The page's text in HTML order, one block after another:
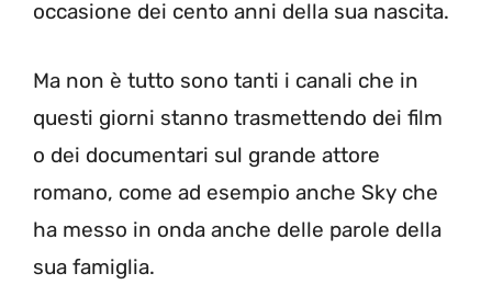
occasione dei cento anni della sua nascita.
Ma non è tutto sono tanti i canali che in
questi giorni stanno trasmettendo dei film
o dei documentari sul grande attore
romano, come ad esempio anche Sky che
ha messo in onda anche delle parole della
sua famiglia.